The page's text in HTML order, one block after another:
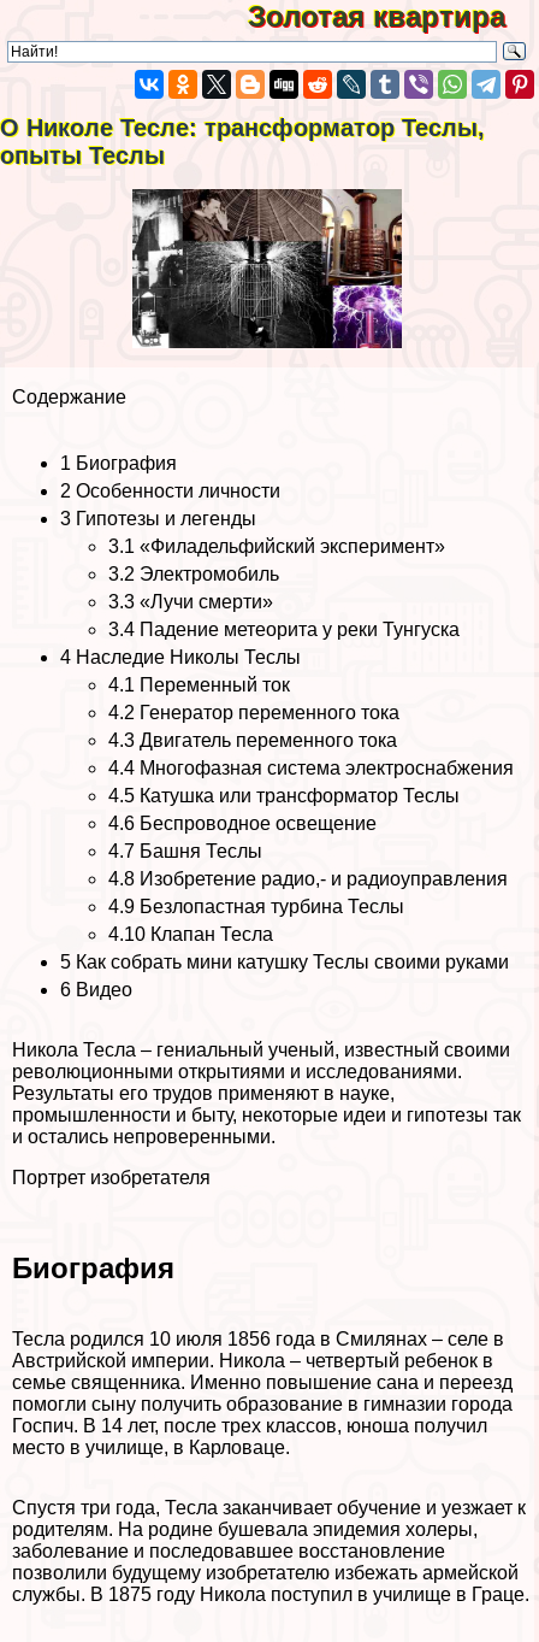
Золотая квартира
О Николе Тесле: трaнcформатор Теслы,
опыты Теслы
Содержание
1 Биография
2 Особенности личности
3 Гипотезы и легенды
3.1 «Филадельфийский эксперимент»
3.2 Электромобиль
3.3 «Лучи cмepти»
3.4 Падение метеорита у реки Тунгуска
4 Наследие Николы Теслы
4.1 Переменный ток
4.2 Генератор переменного тока
4.3 Двигатель переменного тока
4.4 Многофазная система электроснабжения
4.5 Катушка или трaнcформатор Теслы
4.6 Беспроводное освещение
4.7 Башня Теслы
4.8 Изобретение радио,- и радиоуправления
4.9 Безлопастная турбина Теслы
4.10 Клапан Тесла
5 Как собрать мини катушку Теслы своими руками
6 Видео
Никола Тесла – гениальный ученый, известный своими
революционными открытиями и исследованиями.
Результаты его трудов применяют в науке,
промышленности и быту, некоторые идеи и гипотезы так
и остались непроверенными.
Портрет изобретателя
Биография
Тесла родился 10 июля 1856 года в Смилянах – селе в
Австрийской империи. Никола – четвертый ребенок в
семье священника. Именно повышение сана и переезд
помогли сыну получить образование в гимназии города
Госпич. В 14 лет, после трех классов, юноша получил
место в училище, в Карловаце.
Спустя три года, Тесла заканчивает обучение и уезжает к
родителям. На родине бушевала эпидемия холеры,
заболевание и последовавшее восстановление
позволили будущему изобретателю избежать армейской
службы. В 1875 году Никола поступил в училище в Граце.